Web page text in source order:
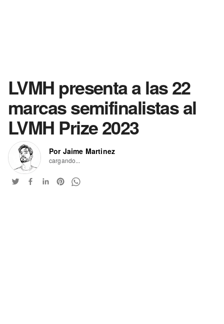
LVMH presenta a las 22
marcas semifinalistas al
LVMH Prize 2023
Por Jaime Martinez
cargando...